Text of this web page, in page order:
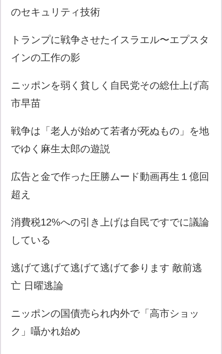
のセキュリティ技術
トランプに戦争させたイスラエル〜エプスタ
インの工作の影
ニッポンを弱く貧しく自民党その総仕上げ高
市早苗
戦争は「老人が始めて若者が死ぬもの」を地
でゆく麻生太郎の遊説
広告と金で作った圧勝ムード動画再生１億回
超え
消費税12%への引き上げは自民ですでに議論
している
逃げて逃げて逃げて逃げて参ります 敵前逃
亡 日曜逃論
ニッポンの国債売られ内外で「高市ショッ
ク」囁かれ始め